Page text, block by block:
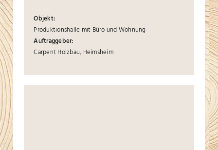
Objekt:
Produktionshalle mit Büro und Wohnung
Auftraggeber:
Carpent Holzbau, Heimsheim